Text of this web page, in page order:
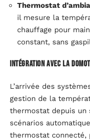
Thermostat
il mesure la
chauffage pour
constant, sans
Intégration avec la
L’arrivée des
gestion de la
thermostat depuis un
scénarios
thermostat connecté,